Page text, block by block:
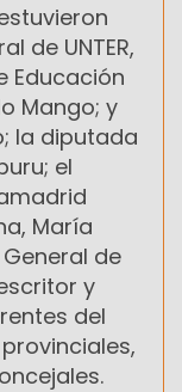
de UNTER,
Educación
Mango; y
la diputada
el
María
de
y
del